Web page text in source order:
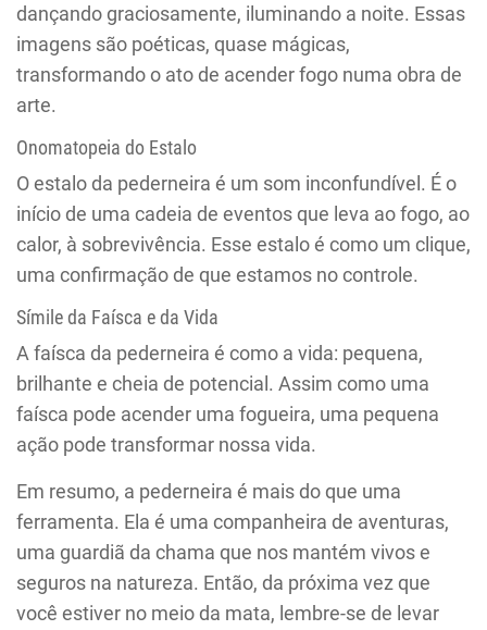
dançando graciosamente, iluminando a noite. Essas
imagens são poéticas, quase mágicas,
transformando o ato de acender fogo numa obra de
arte.
Onomatopeia do Estalo
O estalo da pederneira é um som inconfundível. É o
início de uma cadeia de eventos que leva ao fogo, ao
calor, à sobrevivência. Esse estalo é como um clique,
uma confirmação de que estamos no controle.
Símile da Faísca e da Vida
A faísca da pederneira é como a vida: pequena,
brilhante e cheia de potencial. Assim como uma
faísca pode acender uma fogueira, uma pequena
ação pode transformar nossa vida.
Em resumo, a pederneira é mais do que uma
ferramenta. Ela é uma companheira de aventuras,
uma guardiã da chama que nos mantém vivos e
seguros na natureza. Então, da próxima vez que
você estiver no meio da mata, lembre-se de levar